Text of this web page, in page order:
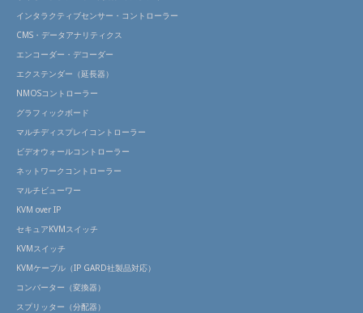
インタラクティブセンサー・コントローラー
CMS・データアナリティクス
エンコーダー・デコーダー
エクステンダー（延長器）
NMOSコントローラー
グラフィックボード
マルチディスプレイコントローラー
ビデオウォールコントローラー
ネットワークコントローラー
マルチビューワー
KVM over IP
セキュアKVMスイッチ
KVMスイッチ
KVMケーブル（IP GARD社製品対応）
コンバーター（変換器）
スプリッター（分配器）